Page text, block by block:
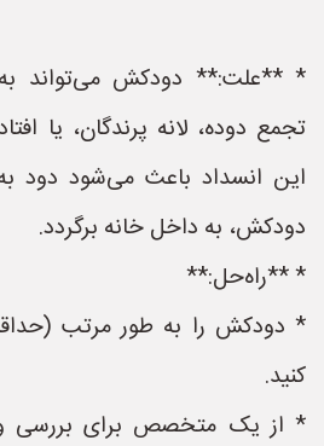
* **علت:** دودکش می‌تواند به
تجمع دوده، لانه پرندگان، یا
این انسداد باعث می‌شود دود
دودکش، به داخل خانه برگردد.
* **راه‌حل:**
* دودکش را به طور مرتب
کنید.
* از یک متخصص برای بررسی و